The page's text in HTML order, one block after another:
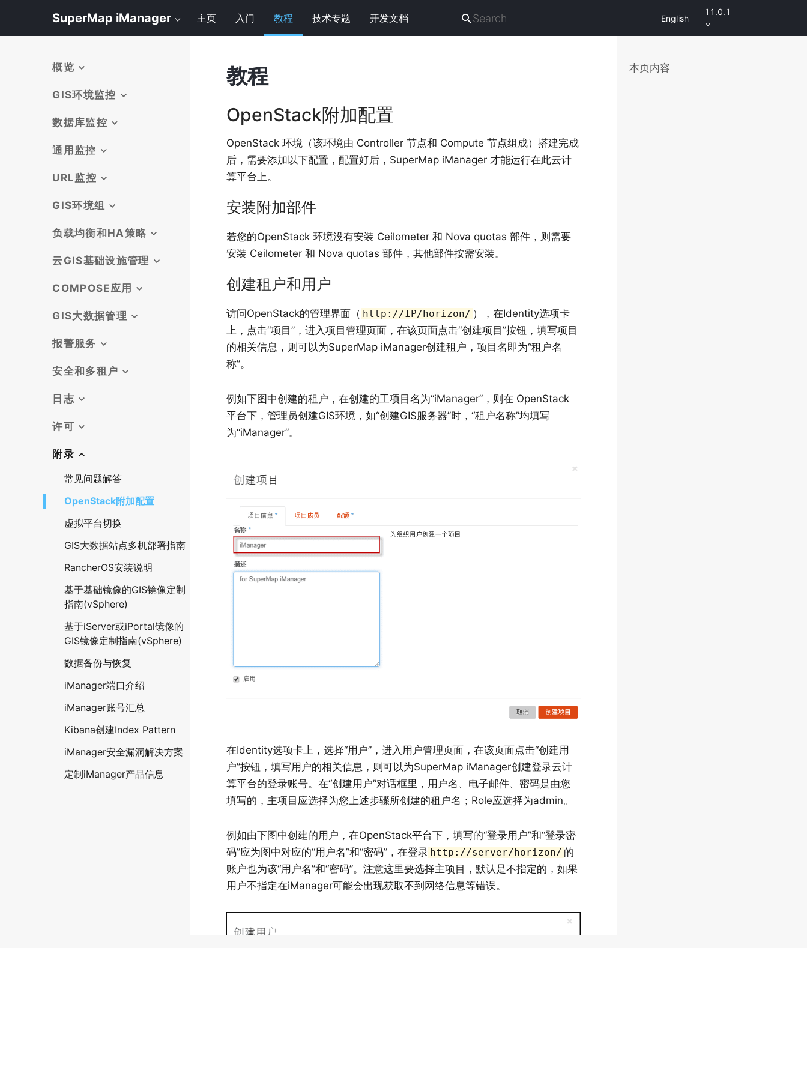
SuperMap iManager 主页 入门 教程 技术专题 开发文档 English
11.0.1
概览
GIS环境监控
数据库监控
通用监控
URL监控
GIS环境组
负载均衡和HA策略
云GIS基础设施管理
COMPOSE应用
GIS大数据管理
报警服务
安全和多租户
日志
许可
附录
常见问题解答
OpenStack附加配置
虚拟平台切换
GIS大数据站点多机部署指南
RancherOS安装说明
基于基础镜像的GIS镜像定制
指南(vSphere)
基于iServer或iPortal镜像的
GIS镜像定制指南(vSphere)
数据备份与恢复
iManager端口介绍
iManager账号汇总
Kibana创建Index Pattern
iManager安全漏洞解决方案
定制iManager产品信息
教程
OpenStack附加配置
OpenStack 环境（该环境由 Controller 节点和 Compute 节点组成）搭建完成
后，需要添加以下配置，配置好后，SuperMap iManager 才能运行在此云计
算平台上。
安装附加部件
若您的OpenStack 环境没有安装 Ceilometer 和 Nova quotas 部件，则需要
安装 Ceilometer 和 Nova quotas 部件，其他部件按需安装。
创建租户和用户
访问OpenStack的管理界面（ http://IP/horizon/ ），在Identity选项卡
上，点击“项目”，进入项目管理页面，在该页面点击“创建项目”按钮，填写项目
的相关信息，则可以为SuperMap iManager创建租户，项目名即为“租户名
称”。
例如下图中创建的租户，在创建的工项目名为“iManager”，则在 OpenStack
平台下，管理员创建GIS环境，如“创建GIS服务器”时，“租户名称”均填写
为“iManager”。
在Identity选项卡上，选择“用户”，进入用户管理页面，在该页面点击“创建用
户”按钮，填写用户的相关信息，则可以为SuperMap iManager创建登录云计
算平台的登录账号。在“创建用户”对话框里，用户名、电子邮件、密码是由您
填写的，主项目应选择为您上述步骤所创建的租户名；Role应选择为admin。
例如由下图中创建的用户，在OpenStack平台下，填写的“登录用户”和“登录密
码”应为图中对应的“用户名”和“密码”，在登录 http://server/horizon/ 的
账户也为该“用户名”和“密码”。注意这里要选择主项目，默认是不指定的，如果
用户不指定在iManager可能会出现获取不到网络信息等错误。
本页内容